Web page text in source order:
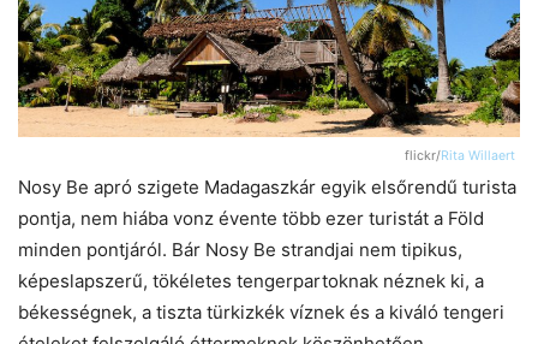
flickr/Rita Willaert
Nosy Be apró szigete Madagaszkár egyik elsőrendű turista
pontja, nem hiába vonz évente több ezer turistát a Föld
minden pontjáról. Bár Nosy Be strandjai nem tipikus,
képeslapszerű, tökéletes tengerpartoknak néznek ki, a
békességnek, a tiszta türkizkék víznek és a kiváló tengeri